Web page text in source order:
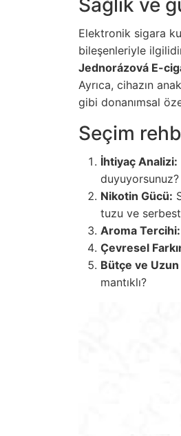
Sağlık ve
Elektronik sigara
bileşenleriyle
Jednorázová E-
Ayrıca, cihazın
gibi donanımsal
Seçim
İhtiyaç Analizi:
duyuyorsunuz?
Nikotin Gücü:
tuzu ve
Aroma Tercihi:
Çevresel
Bütçe ve
mantıklı?